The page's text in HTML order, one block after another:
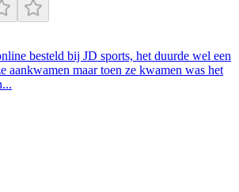
besteld bij JD sports, het duurde wel een
aankwamen maar toen ze kwamen was het